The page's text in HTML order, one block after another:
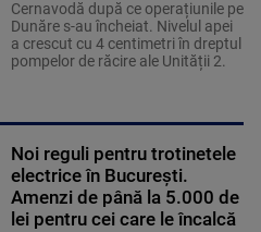
Cernavodă după ce operațiunile pe
Dunăre s-au încheiat. Nivelul apei
a crescut cu 4 centimetri în dreptul
pompelor de răcire ale Unității 2.
Noi reguli pentru trotinetele
electrice în București.
Amenzi de până la 5.000 de
lei pentru cei care le încalcă